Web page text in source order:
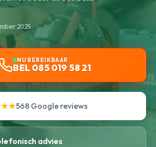
2025
NU BEREIKBAAR
BEL 085 019 58 21
568 Google reviews
advies